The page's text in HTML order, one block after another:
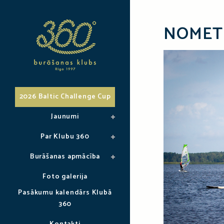
2026 Baltic Challenge Cup
Jaunumi
Par Klubu 360
Burāšanas apmācība
Foto galerija
Pasākumu kalendārs Klubā
360